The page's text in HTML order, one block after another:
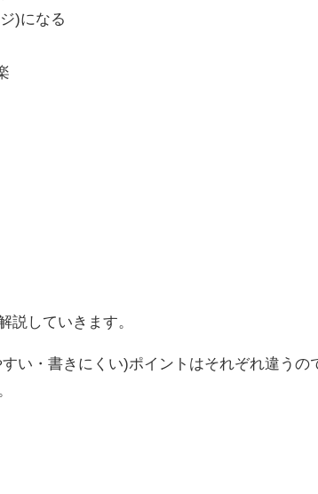
)になる
説していきます。
い・書きにくい)ポイントはそれぞれ違うの